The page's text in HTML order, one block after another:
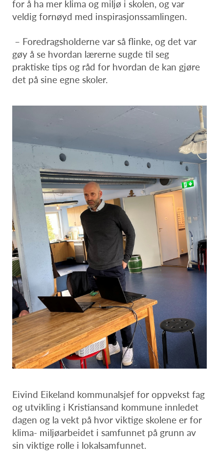
for å ha mer klima og miljø i skolen, og var
veldig fornøyd med inspirasjonssamlingen.
– Foredragsholderne var så flinke, og det var
gøy å se hvordan lærerne sugde til seg
praktiske tips og råd for hvordan de kan gjøre
det på sine egne skoler.
Eivind Eikeland kommunalsjef for oppvekst fag
og utvikling i Kristiansand kommune innledet
dagen og la vekt på hvor viktige skolene er for
klima- miljøarbeidet i samfunnet på grunn av
sin viktige rolle i lokalsamfunnet.